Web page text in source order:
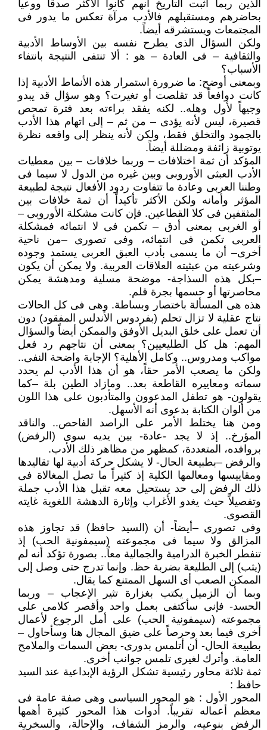
الذين ربما أثبت التاريخ أنهم كانوا الأكثر صدقاً ووعياً
بحاضرهم ومستقبلهم فالأدب مرآة تعكس ما يدور فى
المجتمعات ويستشرقه أيضاً.
ولكن السؤال الذى يطرح نفسه بين الأوساط الأدبية
والثقافية – فى العادة – هو : ألا تنتفى النتيجة بانتفاء
الأسباب؟
وبمعنى أوضح: ما ضرورة استمرار هذه الأنماط الأدبية إذا
كانت دوافعاً قد تقلصت أو تغيرت؟ وهو سؤال قد يبدو
وجيهاً لأول وهله.. لكنه يفقد براءته بعد فترة تمحص
قصيرة، ليس لأنه يؤدى – من ثم – إلى اتهام هذا الأدب
بالجمود والتخلق فقط، ولكن لأنه ينظر إلى واقعه نظرة
يوتوبية زائفة ومضللة أيضاً.
المؤكد أن ثمة اختلافات – وربما خلافات – بين معطيات
الأدب العبثى الأوروبى وبين غيره من الدول لا سيما فى
وطننا العربى وعادة ما تتفاوت ردود الأفعال نتيجة لطبيعة
المؤثر وأمانه ولكن الأكثر تأكيداً أن ثمة خلافات بين
المثقفين فى كلا القطاعين. فإن كانت مشكلة الأوروبى –
أو الغربى بمعنى أدق – تكمن فى لا انتمائه فمشكلة
العربى تكمن فى انتمائه، وفى تصورى –من ناحية
أخرى– أن ما يسمى بأدب العبق العربى يستمد وجوده
وشرعيته من عبثيته العلاقات العربية. ولا يمكن أن يكون
–بكل هذه السذاجة- موضحة مسلية ومدهشة يمكن
محاصرتها أو حسمها بجرة قلم.
هذه هى المسألة باختصار وبساطة. وهى فى كل الحالات
نتاج عقلية لا تزال تحلم (بفردوس الأندلس المفقود) دون
أن تعمل على خلق البديل الأوفق والممكن أيضاً والسؤال
المهم: هل كل الطليعيين؟ بمعنى أن نتاجهم رد فعل
مواكب ومدروس.. وكامل الأهلية؟ الإجابة واضحة النفى..
ولكن ما يصعب الأمر حقاً، هو أن هذا الأدب لم يحدد
سماته ومعاييره القاطعة بعد.. ومازاد الطين بلة –كما
يقولون- هو تطفل المدعوون والمتأدبون على هذا اللون
من ألوان الكتابة بدعوى أنه الأسهل.
ومن هنا يختلط الأمر على الراصد الفاحص.. والناقد
المؤرخ.. إذ لا يجد -عادة- بين يديه سوى (الرفض)
بروافده، المتعددة، كمظهر من مظاهر ذلك الأدب.
والرفض –بطبيعة الحال- لا يشكل حركة أدبية لها تقاليدها
ومقاييسها ومعالمها الكلية إذ كثيراً ما تصل المغالاة فى
ذلك الرفض إلى حد يستحيل معه تقبل هذا الأدب جملة
وتفصيلاً حيث يغدو الأغراب وإثارة الدهشة اللغوية غايته
القصوى.
وفى تصورى –أيضاً- أن (السيد حافظ) قد تجاوز هذه
المزالق ولا سيما فى مجموعته (سيمفونية الحب) إذ
تنفطر الخبرة الدرامية والجمالية معاً.. بصورة تؤكد أنه لم
(يثب) إلى الطليعة بضربة حظ. وإنما تدرج حتى وصل إلى
الممكن الصعب أى السهل الممتنع كما يقال.
وبما أن الزميل يكتب بغزارة تثير الإعجاب – وربما
الحسد- فإنى سأكتفى بعمل واحد وأقصر كلامى على
مجموعته (سيمفونية الحب) على أمل الرجوع لأعمال
أخرى فيما بعد وحرصاً على ضيق المجال هنا وسأحاول –
بطبيعة الحال- أن أتلمس بدورى- بعض السمات والملامح
العامة. وأترك لغيرى تلمس جوانب أخرى.
ثمة ثلاثة محاور رئيسية تشكل الرؤية الإبداعية عند السيد
حافظ :
المحور الأول : هو المحور السياسى وهى صفة عامة فى
معظم أعماله تقريباً. أدوات هذا المحور كثيرة أهمها
الرفض بنوعيه، والرمز الشفاف، والإحالة، والسخرية